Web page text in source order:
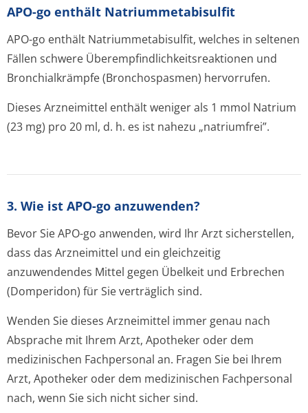
APO-go enthält Natriummetabi­sulfit
APO-go enthält Natriummetabi­sulfit, welches in seltenen
Fällen schwere Überempfindlichke­itsreaktionen und
Bronchialkrämpfe (Bronchospasmen) hervorrufen.
Dieses Arzneimittel enthält weniger als 1 mmol Natrium
(23 mg) pro 20 ml, d. h. es ist nahezu „natriumfrei”.
3. Wie ist APO-go anzuwenden?
Bevor Sie APO-go anwenden, wird Ihr Arzt sicherstellen,
dass das Arzneimittel und ein gleichzeitig
anzuwendendes Mittel gegen Übelkeit und Erbrechen
(Domperidon) für Sie verträglich sind.
Wenden Sie dieses Arzneimittel immer genau nach
Absprache mit Ihrem Arzt, Apotheker oder dem
medizinischen Fachpersonal an. Fragen Sie bei Ihrem
Arzt, Apotheker oder dem medizinischen Fachpersonal
nach, wenn Sie sich nicht sicher sind.